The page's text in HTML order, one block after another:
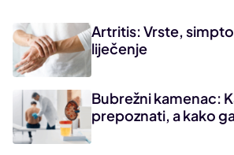
Artritis: Vrste,
liječenje
Bubrežni kamenac:
prepoznati, a kako